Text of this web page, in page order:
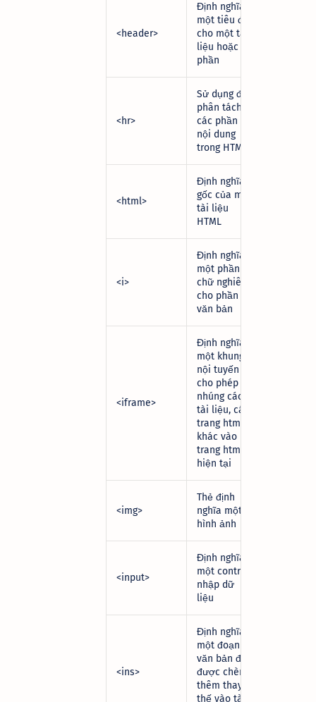
<header>
Định nghĩa
một tiêu đề
cho một tài
liệu hoặc
phần
<hr>
Sử dụng để
phân tách
các phần
nội dung
trong HTML
<html>
Định nghĩa
gốc của một
tài liệu
HTML
<i>
Định nghĩa
một phần
chữ nghiêng
cho phần
văn bản
<iframe>
Định nghĩa
một khung
nội tuyến
cho phép
nhúng các
tài liệu, các
trang html
khác vào
trang html
hiện tại
<img>
Thẻ định
nghĩa một
hình ảnh
<input>
Định nghĩa
một control
nhập dữ
liệu
<ins>
Định nghĩa
một đoạn
văn bản đã
được chèn
thêm thay
thế vào tài